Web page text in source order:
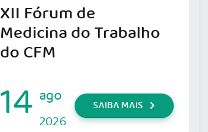
XII Fórum de
Medicina do Trabalho
do CFM
14 ago
2026
SAIBA MAIS